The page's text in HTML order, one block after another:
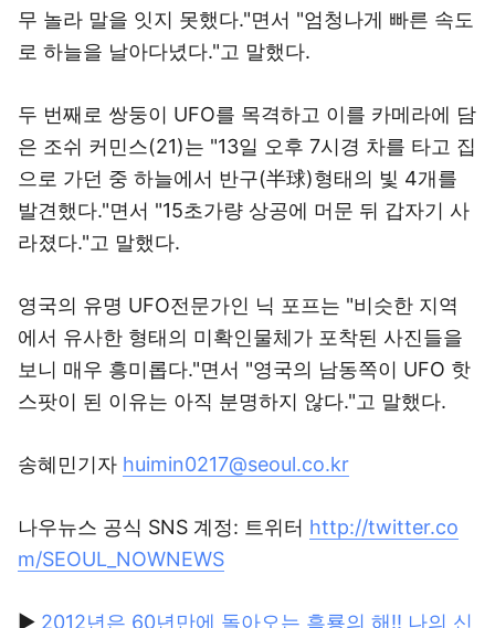
무 놀라 말을 잇지 못했다."면서 "엄청나게 빠른 속도
로 하늘을 날아다녔다."고 말했다.
두 번째로 쌍둥이 UFO를 목격하고 이를 카메라에 담
은 조쉬 커민스(21)는 "13일 오후 7시경 차를 타고 집
으로 가던 중 하늘에서 반구(半球)형태의 빛 4개를
발견했다."면서 "15초가량 상공에 머문 뒤 갑자기 사
라졌다."고 말했다.
영국의 유명 UFO전문가인 닉 포프는 "비슷한 지역
에서 유사한 형태의 미확인물체가 포착된 사진들을
보니 매우 흥미롭다."면서 "영국의 남동쪽이 UFO 핫
스팟이 된 이유는 아직 분명하지 않다."고 말했다.
송혜민기자 huimin0217@seoul.co.kr
나우뉴스 공식 SNS 계정: 트위터 http://twitter.co
m/SEOUL_NOWNEWS
▶ 2012년은 60년만에 돌아오는 흑룡의 해!! 나의 신